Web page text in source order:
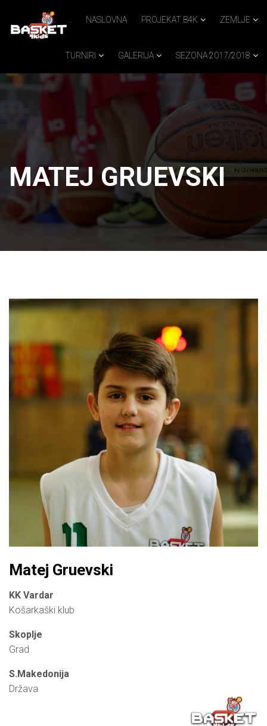
NASLOVNA PROJEKAT B4K ZEMLJE
TURNIRI GALERIJA SEZONA 2017/2018
MATEJ GRUEVSKI
Matej Gruevski
KK Vardar
Košarkaški klub
Skoplje
Grad
S.Makedonija
Država